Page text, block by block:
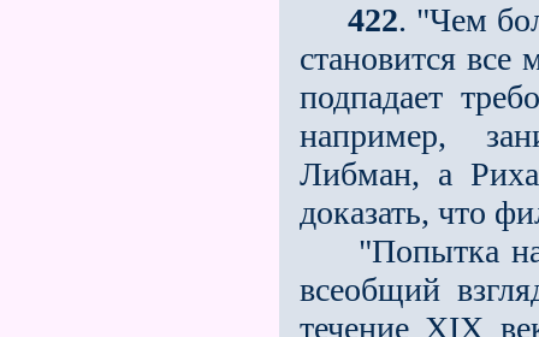
422. "Чем
становится все
подпадает
например,
Либман, а
доказать, что
"Попытка на
всеобщий
течение XIX